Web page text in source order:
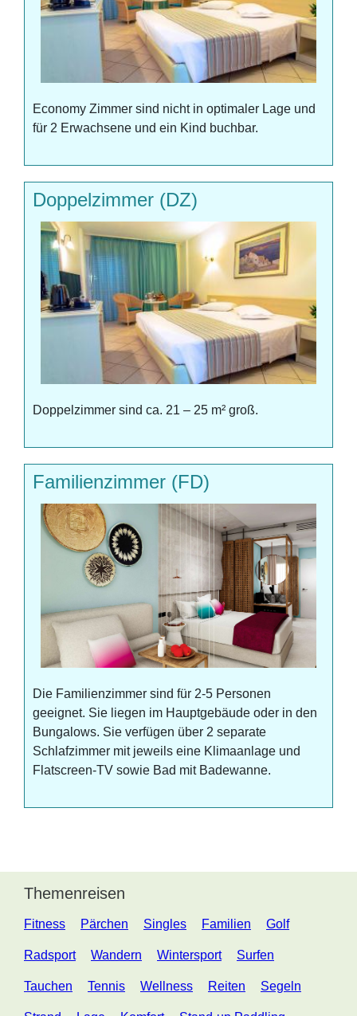
Economy Zimmer sind nicht in optimaler Lage und
für 2 Erwachsene und ein Kind buchbar.
Doppelzimmer (DZ)
Doppelzimmer sind ca. 21 – 25 m² groß.
Familienzimmer (FD)
Die Familienzimmer sind für 2-5 Personen
geeignet. Sie liegen im Hauptgebäude oder in den
Bungalows. Sie verfügen über 2 separate
Schlafzimmer mit jeweils eine Klimaanlage und
Flatscreen-TV sowie Bad mit Badewanne.
Themenreisen
Fitness Pärchen Singles Familien Golf
Radsport Wandern Wintersport Surfen
Tauchen Tennis Wellness Reiten Segeln